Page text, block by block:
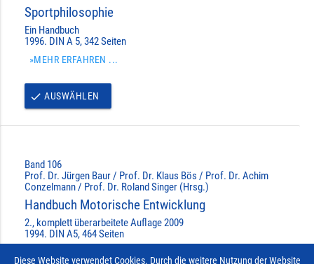
Sportphilosophie
Ein Handbuch
1996. DIN A 5, 342 Seiten
»MEHR ERFAHREN ...
done AUSWÄHLEN
Band 106
Prof. Dr. Jürgen Baur / Prof. Dr. Klaus Bös / Prof. Dr. Achim
Conzelmann / Prof. Dr. Roland Singer (Hrsg.)
Handbuch Motorische Entwicklung
2., komplett überarbeitete Auflage 2009
1994. DIN A5, 464 Seiten
Diese Website verwendet Cookies. Durch die weitere Nutzung der Website